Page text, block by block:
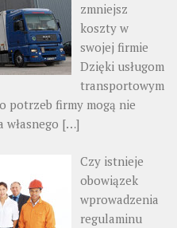
zmniejsz
koszty w
swojej firmie
Dzięki usługom
transportowym
potrzeb firmy mogą nie
[…]
Czy istnieje
obowiązek
wprowadzenia
regulaminu